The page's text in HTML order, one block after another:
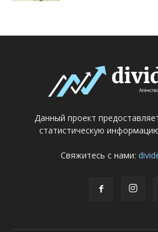
Данный проект
статистическую
Свяжитесь с нами: